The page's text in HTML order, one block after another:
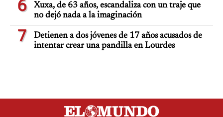
6
Xuxa, de 63 años, escandaliza con un traje que
no dejó nada a la imaginación
7
Detienen a dos jóvenes de 17 años acusados de
intentar crear una pandilla en Lourdes